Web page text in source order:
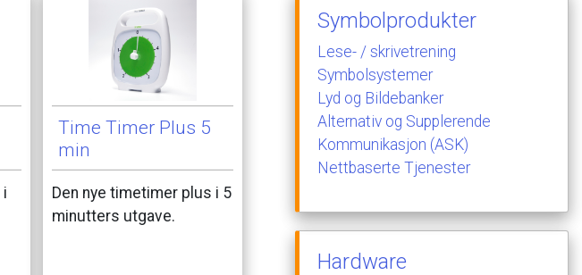
i
Time Timer Plus 5
min
Den nye timetimer plus i 5
minutters utgave.
Symbolprodukter
Lese- / skrivetrening
Symbolsystemer
Lyd og Bildebanker
Alternativ og Supplerende
Kommunikasjon (ASK)
Nettbaserte Tjenester
Hardware